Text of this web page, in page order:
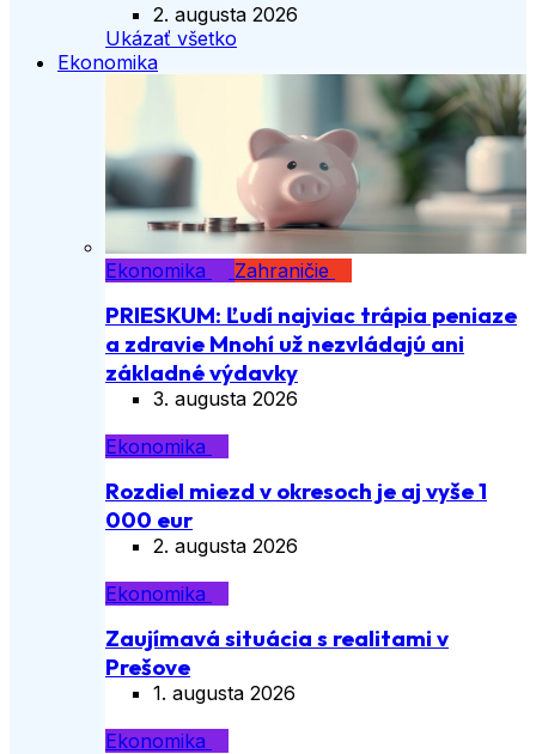
2. augusta 2026
Ukázať všetko
Ekonomika
Ekonomika Zahraničie
PRIESKUM: Ľudí najviac trápia peniaze
a zdravie Mnohí už nezvládajú ani
základné výdavky
3. augusta 2026
Ekonomika
Rozdiel miezd v okresoch je aj vyše 1
000 eur
2. augusta 2026
Ekonomika
Zaujímavá situácia s realitami v
Prešove
1. augusta 2026
Ekonomika